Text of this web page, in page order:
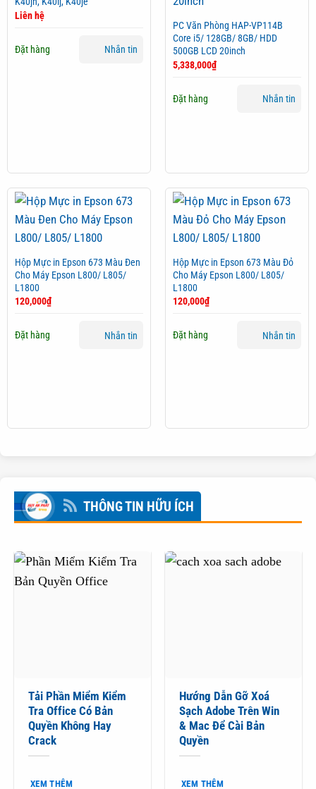
Liên hệ
Đặt hàng Nhắn tin
PC Văn Phòng HAP-VP114B
Core i5/ 128GB/ 8GB/ HDD
500GB LCD 20inch
5,338,000₫
Đặt hàng Nhắn tin
Hộp Mực in Epson 673 Màu Đen
Cho Máy Epson L800/ L805/
L1800
120,000₫
Đặt hàng Nhắn tin
Hộp Mực in Epson 673 Màu Đỏ
Cho Máy Epson L800/ L805/
L1800
120,000₫
Đặt hàng Nhắn tin
THÔNG TIN HỮU ÍCH
Tải Phần Miểm Kiểm
Tra Office Có Bản
Quyền Không Hay
Crack
XEM THÊM
Hướng Dẫn Gỡ Xoá
Sạch Adobe Trên Win
& Mac Để Cài Bản
Quyền
XEM THÊM